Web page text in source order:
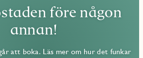
före någon
annan!
att boka. Läs mer om hur det funkar